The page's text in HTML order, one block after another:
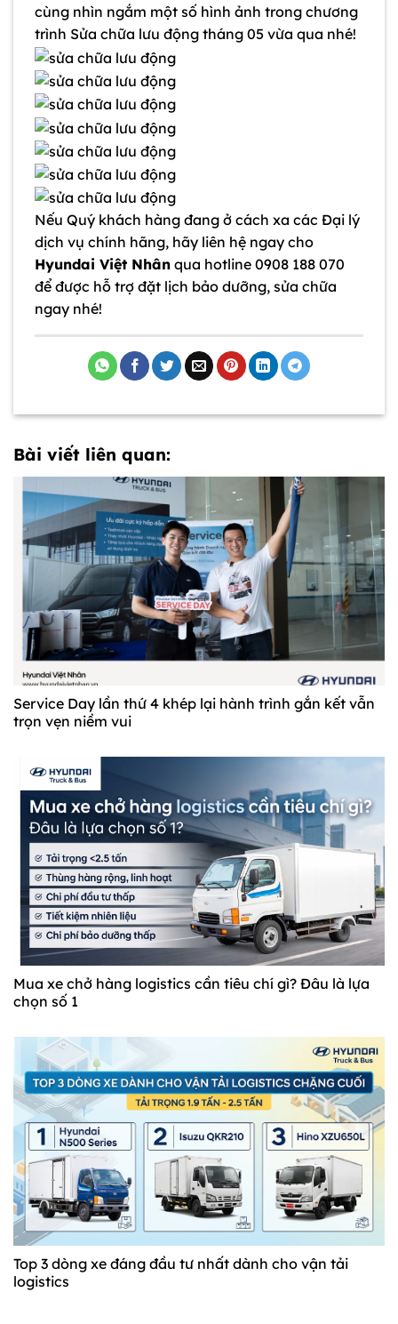
cùng nhìn ngắm một số hình ảnh trong chương
trình Sửa chữa lưu động tháng 05 vừa qua nhé!
Nếu Quý khách hàng đang ở cách xa các Đại lý
dịch vụ chính hãng, hãy liên hệ ngay cho
Hyundai Việt Nhân qua hotline 0908 188 070
để được hỗ trợ đặt lịch bảo dưỡng, sửa chữa
ngay nhé!
Bài viết liên quan:
Service Day lần thứ 4 khép lại hành trình gắn kết vẫn
trọn vẹn niềm vui
Mua xe chở hàng logistics cần tiêu chí gì? Đâu là lựa
chọn số 1
Top 3 dòng xe đáng đầu tư nhất dành cho vận tải
logistics